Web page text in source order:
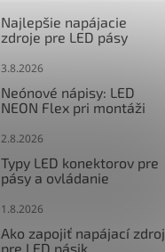
Najlepšie napájacie
zdroje pre LED pásy
3.8.2026
Neónové nápisy: LED
NEON Flex pri montáži
2.8.2026
Typy LED konektorov pre
pásy a ovládanie
1.8.2026
Ako zapojiť napájací zdroj
pre LED pásik